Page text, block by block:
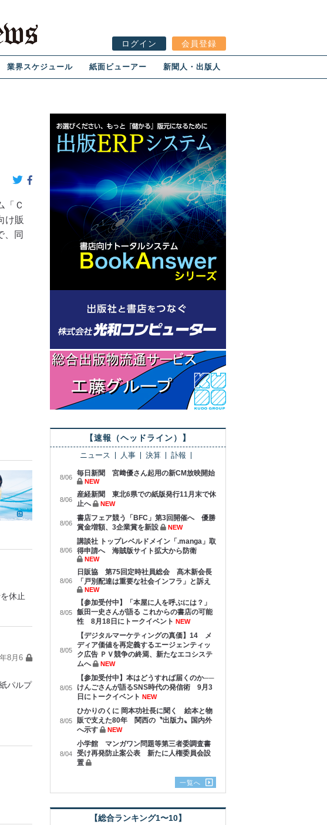
ログイン 会員登録
業界スケジュール 紙面ビューアー 新聞人・出版人
「Ｃ
け販
、同
休止
8月6
パルプ
【速報（ヘッドライン）】
ニュース 人事 決算 訃報
8/06 毎日新聞 宮﨑優さん起用の新CM放映開始
NEW
8/06
産経新聞 東北6県での紙版発行11月末で休
止へ
NEW
8/06
書店フェア競う「BFC」第3回開催へ 優勝
賞金増額、3企業賞を新設
NEW
8/06
講談社 トップレベルドメイン「.manga」取
得申請へ 海賊版サイト拡大から防衛
NEW
8/06
日販協 第75回定時社員総会 髙木新会長
「戸別配達は重要な社会インフラ」と訴え
NEW
8/05
【参加受付中】「本屋に人を呼ぶには？」
飯田一史さんが語る これからの書店の可能
性 8月18日にトークイベント NEW
8/05
【デジタルマーケティングの真価】14 メ
ディア価値を再定義するエージェンティッ
ク広告 ＰＶ競争の終焉、新たなエコシステ
ムへ
NEW
8/05
【参加受付中】本はどうすれば届くのか──
けんごさんが語るSNS時代の発信術 9月3
日にトークイベント NEW
8/05
ひかりのくに 岡本功社長に聞く 絵本と物
販で支えた80年 関西の〝出版力〟国内外
へ示す
NEW
8/04
小学館 マンガワン問題等第三者委調査書
受け再発防止案公表 新たに人権委員会設
置
一覧へ
【総合ランキング1〜10】